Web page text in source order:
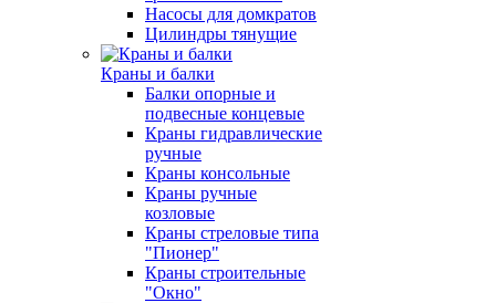
Насосы для домкратов
Цилиндры тянущие
Краны и балки
Балки опорные и
подвесные концевые
Краны гидравлические
ручные
Краны консольные
Краны ручные
козловые
Краны стреловые типа
"Пионер"
Краны строительные
"Окно"